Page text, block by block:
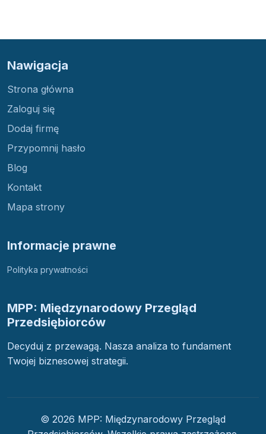
Nawigacja
Strona główna
Zaloguj się
Dodaj firmę
Przypomnij hasło
Blog
Kontakt
Mapa strony
Informacje prawne
Polityka prywatności
MPP: Międzynarodowy Przegląd
Przedsiębiorców
Decyduj z przewagą. Nasza analiza to fundament
Twojej biznesowej strategii.
© 2026 MPP: Międzynarodowy Przegląd